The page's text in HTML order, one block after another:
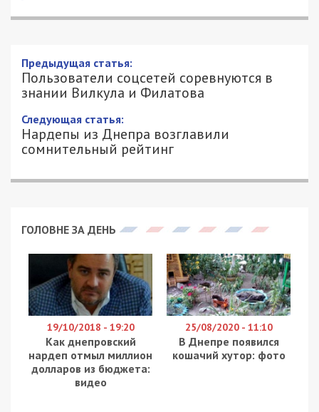
Предыдущая статья:
Пользователи соцсетей соревнуются в
знании Вилкула и Филатова
Следующая статья:
Нардепы из Днепра возглавили
сомнительный рейтинг
ГОЛОВНЕ ЗА ДЕНЬ
19/10/2018 - 19:20
Как днепровский
нардеп отмыл миллион
долларов из бюджета:
видео
25/08/2020 - 11:10
В Днепре появился
кошачий хутор: фото